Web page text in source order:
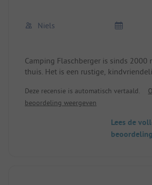
Niels
Camping Flaschberger is sinds 2000
thuis. Het is een rustige,
ruime cabines met douche en toilet,
goed schoongehouden. Ook de
Hermagor en vlakbij de
wandel- en fietspaden in de buurt, en
Deze recensie is automatisch vertaald.
beoordeling weergeven
Lees de
beoordeling